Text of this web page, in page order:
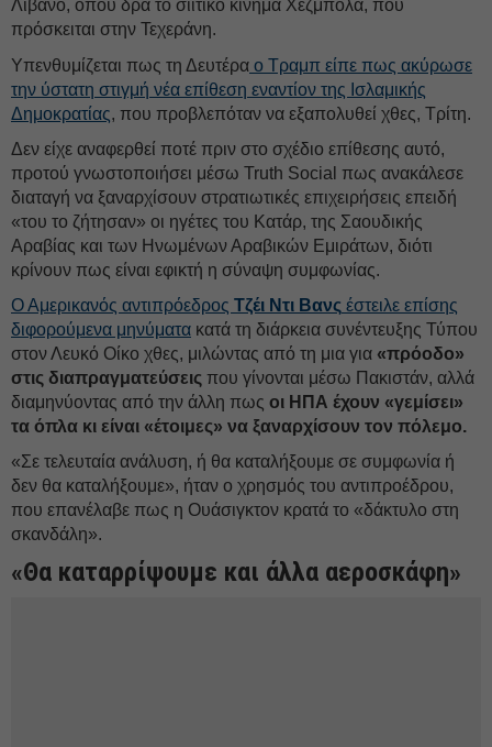
Λίβανο, όπου δρα το σιιτικό κίνημα Χεζμπολά, που
πρόσκειται στην Τεχεράνη.
Υπενθυμίζεται πως τη Δευτέρα ο Τραμπ είπε πως ακύρωσε
την ύστατη στιγμή νέα επίθεση εναντίον της Ισλαμικής
Δημοκρατίας, που προβλεπόταν να εξαπολυθεί χθες, Τρίτη.
Δεν είχε αναφερθεί ποτέ πριν στο σχέδιο επίθεσης αυτό,
προτού γνωστοποιήσει μέσω Truth Social πως ανακάλεσε
διαταγή να ξαναρχίσουν στρατιωτικές επιχειρήσεις επειδή
«του το ζήτησαν» οι ηγέτες του Κατάρ, της Σαουδικής
Αραβίας και των Ηνωμένων Αραβικών Εμιράτων, διότι
κρίνουν πως είναι εφικτή η σύναψη συμφωνίας.
Ο Αμερικανός αντιπρόεδρος Τζέι Ντι Βανς έστειλε επίσης
διφορούμενα μηνύματα κατά τη διάρκεια συνέντευξης Τύπου
στον Λευκό Οίκο χθες, μιλώντας από τη μια για «πρόοδο»
στις διαπραγματεύσεις που γίνονται μέσω Πακιστάν, αλλά
διαμηνύοντας από την άλλη πως οι ΗΠΑ έχουν «γεμίσει»
τα όπλα κι είναι «έτοιμες» να ξαναρχίσουν τον πόλεμο.
«Σε τελευταία ανάλυση, ή θα καταλήξουμε σε συμφωνία ή
δεν θα καταλήξουμε», ήταν ο χρησμός του αντιπροέδρου,
που επανέλαβε πως η Ουάσιγκτον κρατά το «δάκτυλο στη
σκανδάλη».
«Θα καταρρίψουμε και άλλα αεροσκάφη»